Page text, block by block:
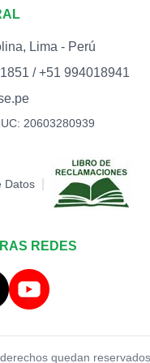
Lima - Perú
/ +51 994018941
20603280939
Datos
REDES
quedan reservados